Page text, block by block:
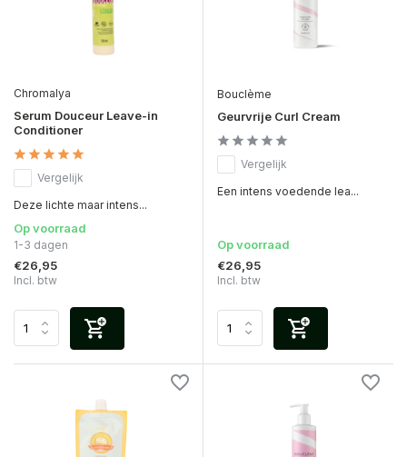
Chromalya
Serum Douceur Leave-in
Conditioner
Vergelijk
Deze lichte maar intens...
Op voorraad
1-3 dagen
€26,95
Incl. btw
Bouclème
Geurvrije Curl Cream
Vergelijk
Een intens voedende lea...
Op voorraad
€26,95
Incl. btw